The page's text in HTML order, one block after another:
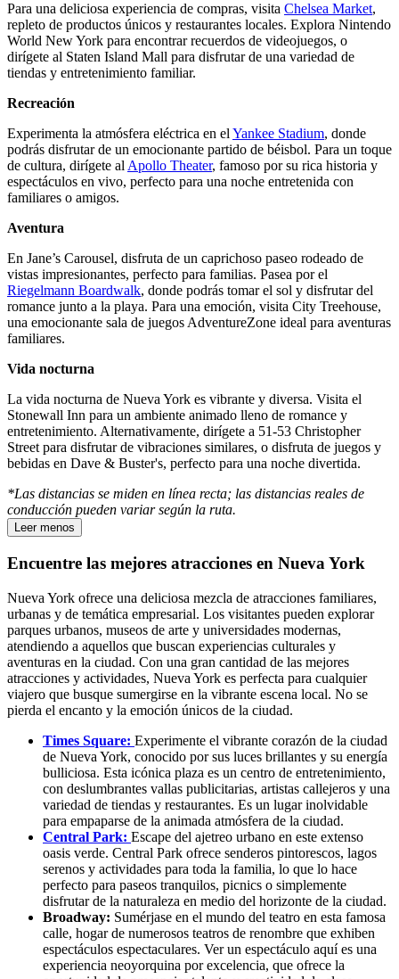
Para una deliciosa experiencia de compras, visita Chelsea Market,
repleto de productos únicos y restaurantes locales. Explora Nintendo
World New York para encontrar recuerdos de videojuegos, o
dirígete al Staten Island Mall para disfrutar de una variedad de
tiendas y entretenimiento familiar.
Recreación
Experimenta la atmósfera eléctrica en elYankee Stadium, donde
podrás disfrutar de un emocionante partido de béisbol. Para un toque
de cultura, dirígete alApollo Theater, famoso por su rica historia y
espectáculos en vivo, perfecto para una noche entretenida con
familiares o amigos.
Aventura
En Jane’s Carousel, disfruta de un caprichoso paseo rodeado de
vistas impresionantes, perfecto para familias. Pasea por el
Riegelmann Boardwalk, donde podrás tomar el sol y disfrutar del
romance junto a la playa. Para una emoción, visita City Treehouse,
una emocionante sala de juegos AdventureZone ideal para aventuras
familiares.
Vida nocturna
La vida nocturna de Nueva York es vibrante y diversa. Visita el
Stonewall Inn para un ambiente animado lleno de romance y
entretenimiento. Alternativamente, dirígete a 51-53 Christopher
Street para disfrutar de vibraciones similares, o disfruta de juegos y
bebidas en Dave & Buster's, perfecto para una noche divertida.
*Las distancias se miden en línea recta; las distancias reales de
conducción pueden variar según la ruta.
Leer menos
Encuentre las mejores atracciones en Nueva York
Nueva York ofrece una deliciosa mezcla de atracciones familiares,
urbanas y de temática empresarial. Los visitantes pueden explorar
parques urbanos, museos de arte y universidades modernas,
atendiendo a aquellos que buscan experiencias culturales y
aventuras en la ciudad. Con una gran cantidad de las mejores
atracciones y actividades, Nueva York es perfecta para cualquier
viajero que busque sumergirse en la vibrante escena local. No se
pierda el encanto y la emoción únicos de la ciudad.
Times Square: Experimente el vibrante corazón de la ciudad
de Nueva York, conocido por sus luces brillantes y su energía
bulliciosa. Esta icónica plaza es un centro de entretenimiento,
con deslumbrantes vallas publicitarias, artistas callejeros y una
variedad de tiendas y restaurantes. Es un lugar inolvidable
para empaparse de la animada atmósfera de la ciudad.
Central Park: Escape del ajetreo urbano en este extenso
oasis verde. Central Park ofrece senderos pintorescos, lagos
serenos y actividades para toda la familia, lo que lo hace
perfecto para paseos tranquilos, picnics o simplemente
disfrutar de la naturaleza en medio del horizonte de la ciudad.
Broadway: Sumérjase en el mundo del teatro en esta famosa
calle, hogar de numerosos teatros de renombre que exhiben
espectáculos espectaculares. Ver un espectáculo aquí es una
experiencia neoyorquina por excelencia, que ofrece la